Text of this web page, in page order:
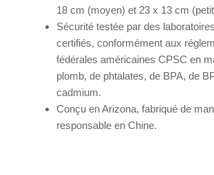
18 cm (moyen) et 23 x 13 cm
Sécurité testée par des
certifiés, conformément aux
fédérales américaines CPSC en
plomb, de phtalates, de BPA, de
cadmium.
Conçu en Arizona, fabriqué de
responsable en Chine.